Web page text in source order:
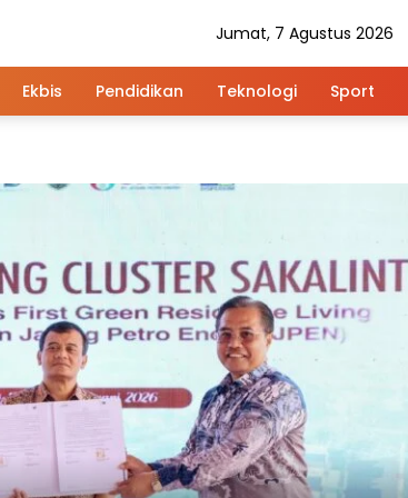
Jumat, 7 Agustus 2026
Ekbis Pendidikan Teknologi Sport